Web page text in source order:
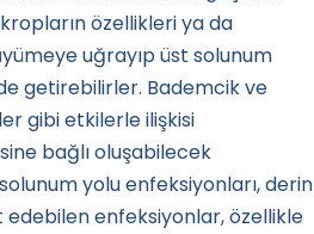
özellikleri ya da
uğrayıp üst solunum
getirebilirler. Bademcik ve
gibi etkilerle ilişkisi
bağlı oluşabilecek
yolu enfeksiyonları, derin
enfeksiyonlar, özellikle